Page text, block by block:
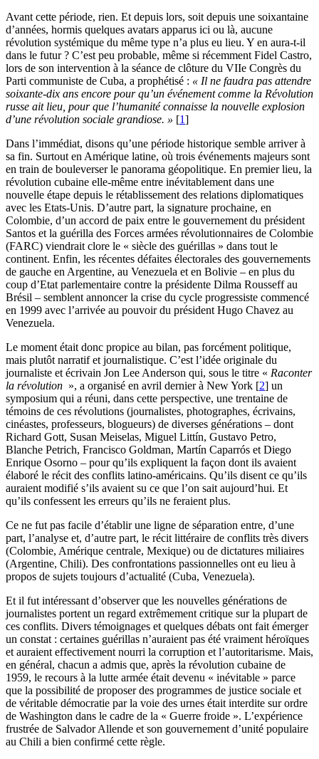
Avant cette période, rien. Et depuis lors, soit depuis une soixantaine
d’années, hormis quelques avatars apparus ici ou là, aucune
révolution systémique du même type n’a plus eu lieu. Y en aura-t-il
dans le futur ? C’est peu probable, même si récemment Fidel Castro,
lors de son intervention à la séance de clôture du VIIe Congrès du
Parti communiste de Cuba, a prophétisé : « Il ne faudra pas attendre
soixante-dix ans encore pour qu’un événement comme la Révolution
russe ait lieu, pour que l’humanité connaisse la nouvelle explosion
d’une révolution sociale grandiose. » [1]
Dans l’immédiat, disons qu’une période historique semble arriver à
sa fin. Surtout en Amérique latine, où trois événements majeurs sont
en train de bouleverser le panorama géopolitique. En premier lieu, la
révolution cubaine elle-même entre inévitablement dans une
nouvelle étape depuis le rétablissement des relations diplomatiques
avec les Etats-Unis. D’autre part, la signature prochaine, en
Colombie, d’un accord de paix entre le gouvernement du président
Santos et la guérilla des Forces armées révolutionnaires de Colombie
(FARC) viendrait clore le « siècle des guérillas » dans tout le
continent. Enfin, les récentes défaites électorales des gouvernements
de gauche en Argentine, au Venezuela et en Bolivie – en plus du
coup d’Etat parlementaire contre la présidente Dilma Rousseff au
Brésil – semblent annoncer la crise du cycle progressiste commencé
en 1999 avec l’arrivée au pouvoir du président Hugo Chavez au
Venezuela.
Le moment était donc propice au bilan, pas forcément politique,
mais plutôt narratif et journalistique. C’est l’idée originale du
journaliste et écrivain Jon Lee Anderson qui, sous le titre « Raconter
la révolution », a organisé en avril dernier à New York [2] un
symposium qui a réuni, dans cette perspective, une trentaine de
témoins de ces révolutions (journalistes, photographes, écrivains,
cinéastes, professeurs, blogueurs) de diverses générations – dont
Richard Gott, Susan Meiselas, Miguel Littín, Gustavo Petro,
Blanche Petrich, Francisco Goldman, Martín Caparrós et Diego
Enrique Osorno – pour qu’ils expliquent la façon dont ils avaient
élaboré le récit des conflits latino-américains. Qu’ils disent ce qu’ils
auraient modifié s’ils avaient su ce que l’on sait aujourd’hui. Et
qu’ils confessent les erreurs qu’ils ne feraient plus.
Ce ne fut pas facile d’établir une ligne de séparation entre, d’une
part, l’analyse et, d’autre part, le récit littéraire de conflits très divers
(Colombie, Amérique centrale, Mexique) ou de dictatures miliaires
(Argentine, Chili). Des confrontations passionnelles ont eu lieu à
propos de sujets toujours d’actualité (Cuba, Venezuela).
Et il fut intéressant d’observer que les nouvelles générations de
journalistes portent un regard extrêmement critique sur la plupart de
ces conflits. Divers témoignages et quelques débats ont fait émerger
un constat : certaines guérillas n’auraient pas été vraiment héroïques
et auraient effectivement nourri la corruption et l’autoritarisme. Mais,
en général, chacun a admis que, après la révolution cubaine de
1959, le recours à la lutte armée était devenu « inévitable » parce
que la possibilité de proposer des programmes de justice sociale et
de véritable démocratie par la voie des urnes était interdite sur ordre
de Washington dans le cadre de la « Guerre froide ». L’expérience
frustrée de Salvador Allende et son gouvernement d’unité populaire
au Chili a bien confirmé cette règle.